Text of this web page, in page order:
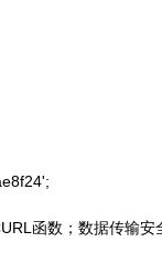
函数；数据传输安